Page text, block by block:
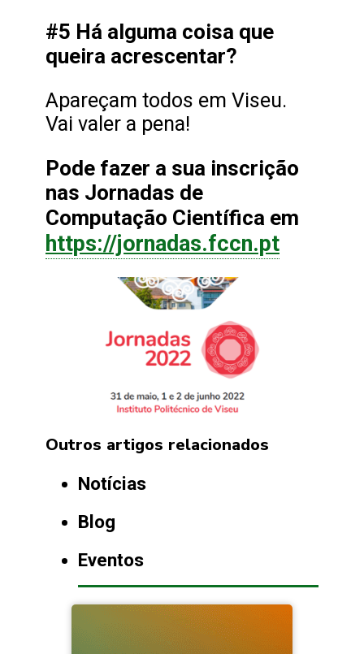
#5 Há alguma coisa que
queira acrescentar?
Apareçam todos em Viseu.
Vai valer a pena!
Pode fazer a sua inscrição
nas Jornadas de
Computação Científica em
https://jornadas.fccn.pt
Outros artigos relacionados
Notícias
Blog
Eventos